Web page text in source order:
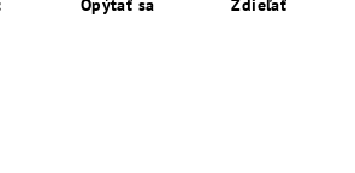
Opýtať sa Zdieľať